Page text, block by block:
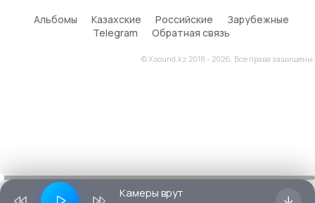
Альбомы Казахские Российские
Зарубежные
Telegram
Обратная связь
© Xsound.kz 2018 - 2026. Все права защищены.
Камеры врут